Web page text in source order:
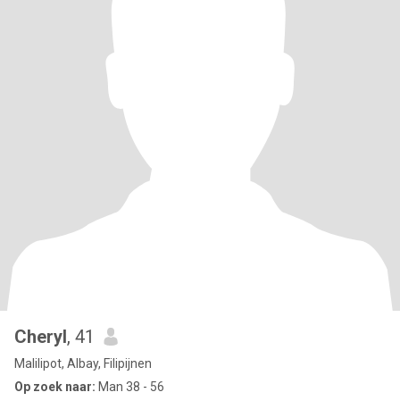
Cheryl, 41
Malilipot, Albay, Filipijnen
Op zoek naar: Man 38 - 56